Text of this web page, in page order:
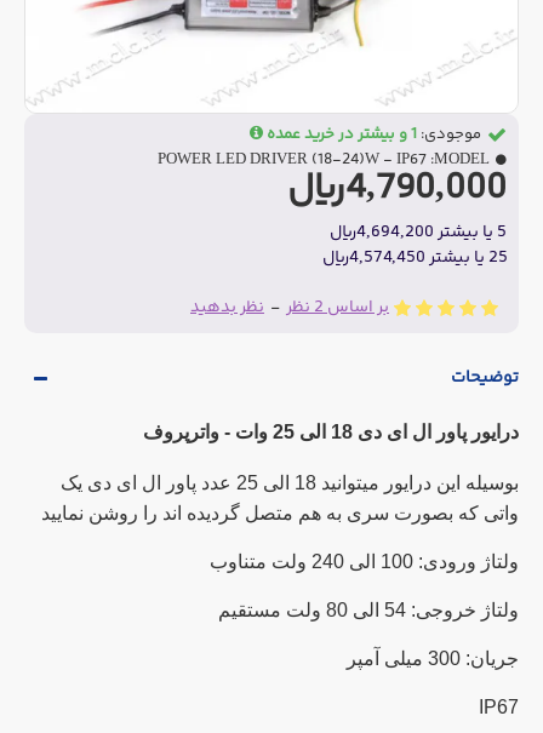
بر اساس 2 نظر - نظر بدهید
4,790,000ریال
5 یا بیشتر 4,694,200ریال
25 یا بیشتر 4,574,450ریال
موجودی: 1 و بیشتر در خرید عمده
MODEL:
POWER LED DRIVER (18-24)W - IP67
توضیحات
درایور پاور ال ای دی 18 الی 25 وات - واترپروف
بوسیله این درایور میتوانید 18 الی 25 عدد پاور ال ای دی یک
واتی که بصورت سری به هم متصل گردیده اند را روشن نمایید
ولتاژ ورودی: 100 الی 240 ولت متناوب
ولتاژ خروجی: 54 الی 80 ولت مستقیم
جریان: 300 میلی آمپر
IP67